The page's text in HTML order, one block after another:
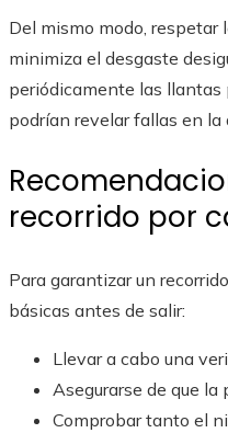
Del mismo modo,
minimiza el desgaste
periódicamente las llantas
podrían revelar fallas en
recorrido por
Para garantizar un
básicas antes de salir:
Llevar a cabo una
Asegurarse de que
Comprobar tanto el